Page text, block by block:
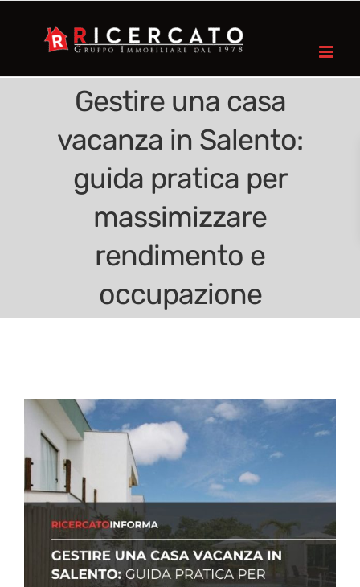
Gestire una casa
vacanza in Salento:
guida pratica per
massimizzare
rendimento e
occupazione